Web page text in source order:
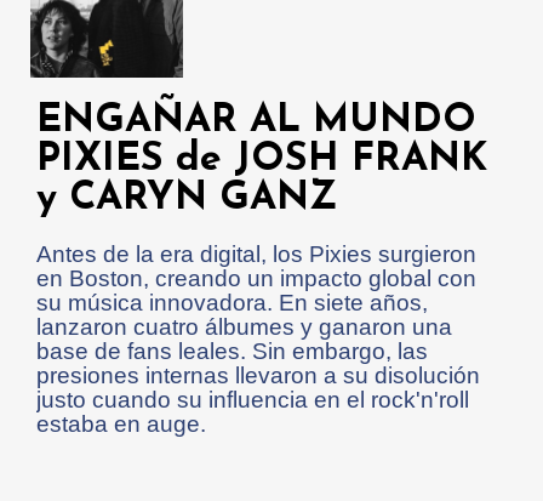
ENGAÑAR AL MUNDO
PIXIES de JOSH FRANK
y CARYN GANZ
Antes de la era digital, los Pixies surgieron
en Boston, creando un impacto global con
su música innovadora. En siete años,
lanzaron cuatro álbumes y ganaron una
base de fans leales. Sin embargo, las
presiones internas llevaron a su disolución
justo cuando su influencia en el rock'n'roll
estaba en auge.